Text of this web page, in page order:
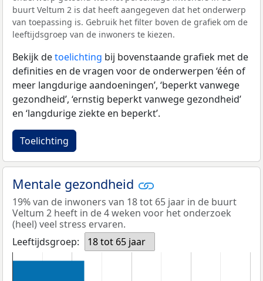
buurt Veltum 2 is dat heeft aangegeven dat het onderwerp
van toepassing is. Gebruik het filter boven de grafiek om de
leeftijdsgroep van de inwoners te kiezen.
Bekijk detoelichting bij bovenstaande grafiek met de
definities en de vragen voor de onderwerpen ‘één of
meer langdurige aandoeningen’, ‘beperkt vanwege
gezondheid’, ‘ernstig beperkt vanwege gezondheid’
en ‘langdurige ziekte en beperkt’.
Toelichting
Mentale gezondheid
19% van de inwoners van 18 tot 65 jaar in de buurt
Veltum 2 heeft in de 4 weken voor het onderzoek
(heel) veel stress ervaren.
Leeftijdsgroep:
18 tot 65 jaar